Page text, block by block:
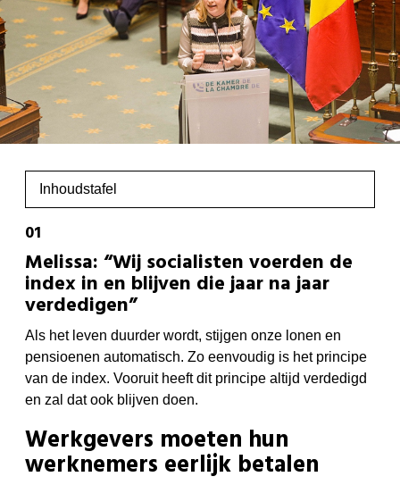
Inhoudstafel
Melissa: “Wij socialisten voerden de
index in en blijven die jaar na jaar
verdedigen”
Als het leven duurder wordt, stijgen onze lonen en
pensioenen automatisch. Zo eenvoudig is het principe
van de index. Vooruit heeft dit principe altijd verdedigd
en zal dat ook blijven doen.
Werkgevers moeten hun
werknemers eerlijk betalen